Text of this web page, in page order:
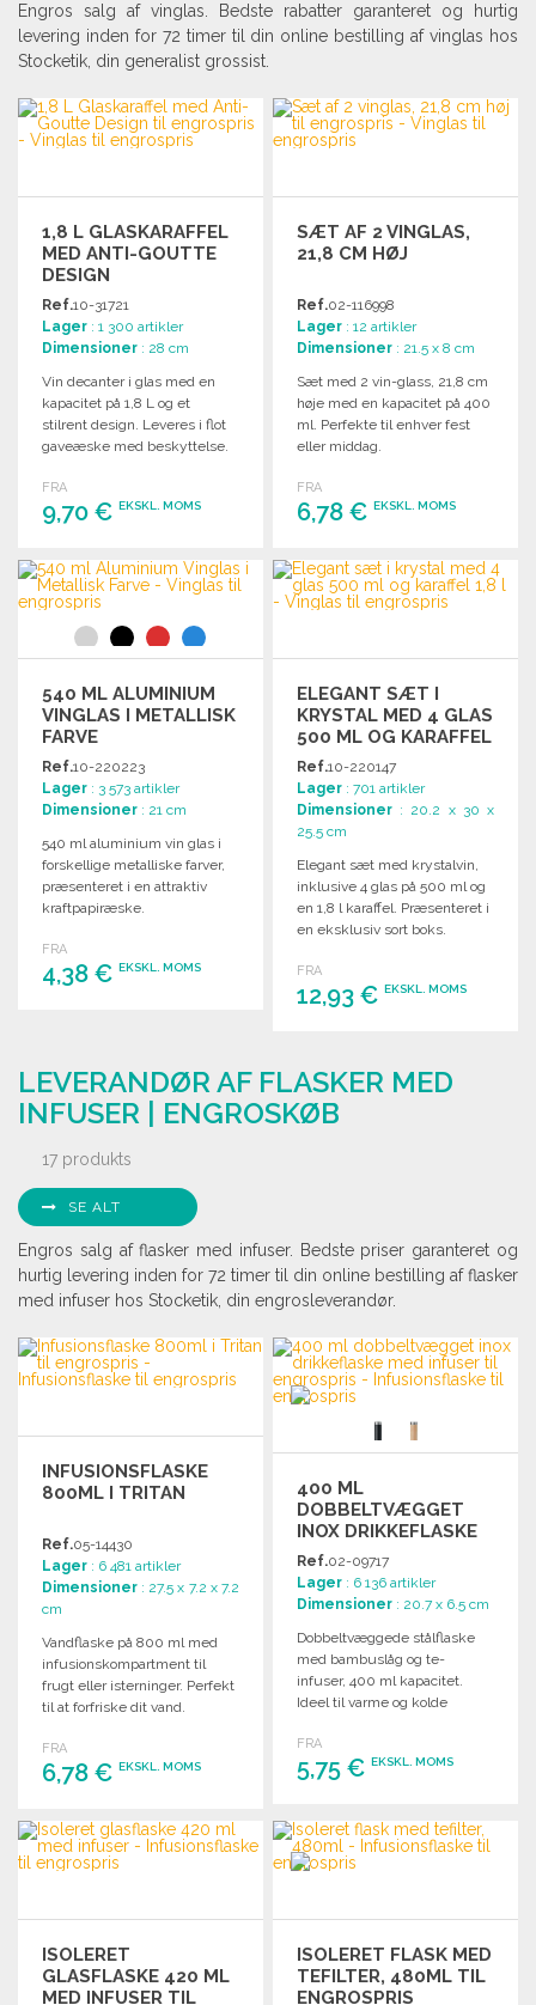
Engros salg af vinglas. Bedste rabatter garanteret og hurtig
levering inden for 72 timer til din online bestilling af vinglas hos
Stocketik, din generalist grossist.
1,8 L GLASKARAFFEL
MED ANTI-GOUTTE
DESIGN
Ref.10-31721
Lager : 1 300 artikler
Dimensioner : 28 cm
Vin decanter i glas med en
kapacitet på 1,8 L og et
stilrent design. Leveres i flot
gaveæske med beskyttelse.
FRA
9,70 € EKSKL. MOMS
BESTIL
Anmod om et tilbud
SÆT AF 2 VINGLAS,
21,8 CM HØJ
Ref.02-116998
Lager : 12 artikler
Dimensioner : 21.5 x 8 cm
Sæt med 2 vin-glass, 21,8 cm
høje med en kapacitet på 400
ml. Perfekte til enhver fest
eller middag.
FRA
6,78 €EKSKL. MOMS
BESTIL
Anmod om et tilbud
540 ML ALUMINIUM
VINGLAS I METALLISK
FARVE
Ref.10-220223
Lager : 3 573 artikler
Dimensioner : 21 cm
540 ml aluminium vin glas i
forskellige metalliske farver,
præsenteret i en attraktiv
kraftpapiræske.
FRA
4,38 € EKSKL. MOMS
ELEGANT SÆT I
KRYSTAL MED 4 GLAS
500 ML OG KARAFFEL
1,8 L TIL
ENGROSPRIS
Ref.10-220147
Lager : 701 artikler
Dimensioner : 20.2 x 30 x
25.5 cm
Elegant sæt med krystalvin,
inklusive 4 glas på 500 ml og
en 1,8 l karaffel. Præsenteret i
en eksklusiv sort boks.
FRA
12,93 €EKSKL. MOMS
Anmod om et tilbud
LEVERANDØR AF FLASKER MED
INFUSER | ENGROSKØB
17 produkts
SE ALT
Engros salg af flasker med infuser. Bedste priser garanteret og
hurtig levering inden for 72 timer til din online bestilling af flasker
med infuser hos Stocketik, din engrosleverandør.
INFUSIONSFLASKE
800ML I TRITAN
Ref.05-14430
Lager : 6 481 artikler
Dimensioner : 27.5 x 7.2 x 7.2
cm
Vandflaske på 800 ml med
infusionskompartment til
frugt eller isterninger. Perfekt
til at forfriske dit vand.
FRA
6,78 € EKSKL. MOMS
BESTIL
Anmod om et tilbud
400 ML
DOBBELTVÆGGET
INOX DRIKKEFLASKE
MED INFUSER
Ref.02-09717
Lager : 6 136 artikler
Dimensioner : 20.7 x 6.5 cm
Dobbeltvæggede stålflaske
med bambuslåg og te-
infuser, 400 ml kapacitet.
Ideel til varme og kolde
FRA
5,75 €EKSKL. MOMS
BESTIL
Anmod om et tilbud
ISOLERET
GLASFLASKE 420 ML
MED INFUSER TIL
ISOLERET FLASK MED
TEFILTER, 480ML TIL
ENGROSPRIS